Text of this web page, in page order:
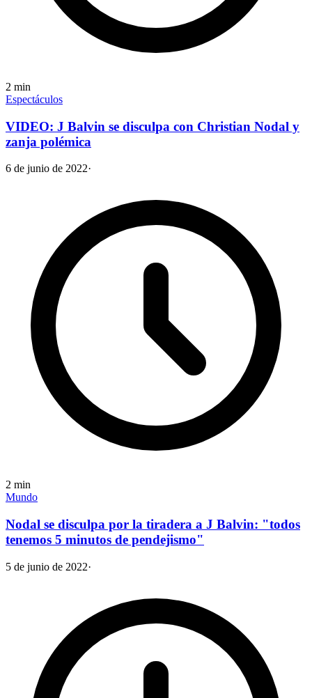
2 min
Espectáculos
VIDEO: J Balvin se disculpa con Christian Nodal y
zanja polémica
6 de junio de 2022·
2 min
Mundo
Nodal se disculpa por la tiradera a J Balvin: "todos
tenemos 5 minutos de pendejismo"
5 de junio de 2022·